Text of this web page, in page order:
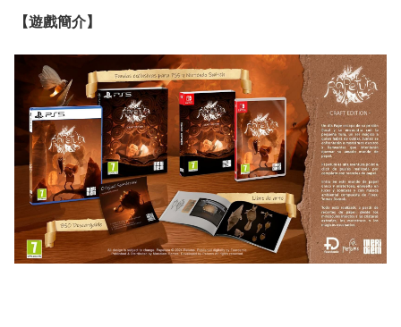
【遊戲簡介】